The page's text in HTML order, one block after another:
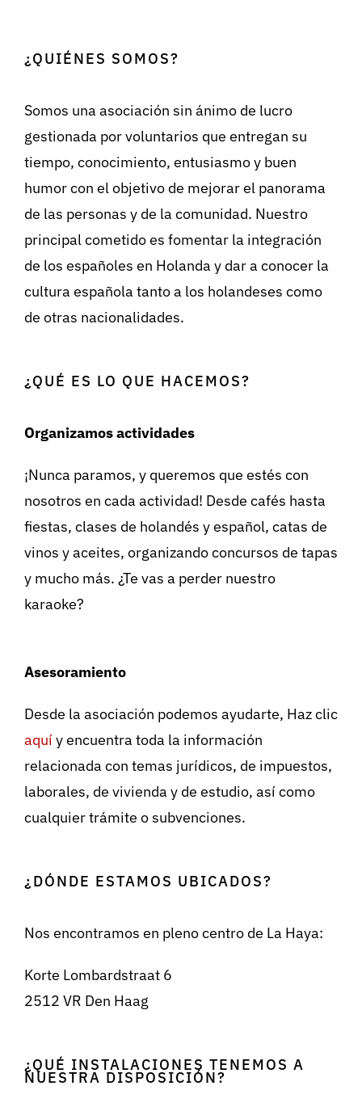
¿QUIÉNES SOMOS?
Somos una asociación sin ánimo de lucro
gestionada por voluntarios que entregan su
tiempo, conocimiento, entusiasmo y buen
humor con el objetivo de mejorar el panorama
de las personas y de la comunidad. Nuestro
principal cometido es fomentar la integración
de los españoles en Holanda y dar a conocer la
cultura española tanto a los holandeses como
de otras nacionalidades.
¿QUÉ ES LO QUE HACEMOS?
Organizamos actividades
¡Nunca paramos, y queremos que estés con
nosotros en cada actividad! Desde cafés hasta
fiestas, clases de holandés y español, catas de
vinos y aceites, organizando concursos de tapas
y mucho más. ¿Te vas a perder nuestro
karaoke?
Asesoramiento
Desde la asociación podemos ayudarte, Haz clic
aquí y encuentra toda la información
relacionada con temas jurídicos, de impuestos,
laborales, de vivienda y de estudio, así como
cualquier trámite o subvenciones.
¿DÓNDE ESTAMOS UBICADOS?
Nos encontramos en pleno centro de La Haya:
Korte Lombardstraat 6
2512 VR Den Haag
¿QUÉ INSTALACIONES TENEMOS A
NUESTRA DISPOSICIÓN?